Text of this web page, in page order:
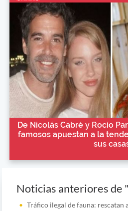
De Nicolás Cabré y Rocío
famosos apuestan a la
sus
Noticias anteriores de
Tráfico ilegal de fauna: rescatan